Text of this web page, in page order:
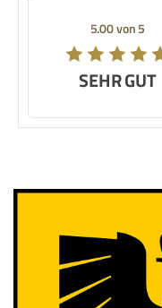
5.00 von 5
SEHR GUT